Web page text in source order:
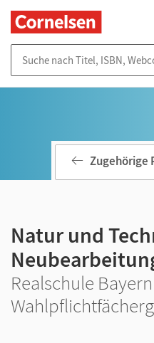
Zugehörige
Natur und
Realschule Bayern